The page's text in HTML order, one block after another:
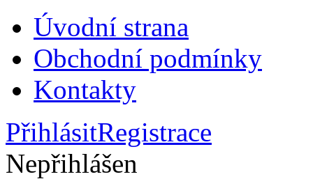
Úvodní strana
Obchodní podmínky
Kontakty
PřihlásitRegistrace
Nepřihlášen